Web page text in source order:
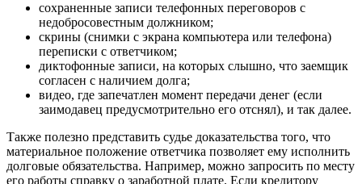
сохраненные записи телефонных переговоров с
недобросовестным должником;
скрины (снимки с экрана компьютера или телефона)
переписки с ответчиком;
диктофонные записи, на которых слышно, что заемщик
согласен с наличием долга;
видео, где запечатлен момент передачи денег (если
заимодавец предусмотрительно его отснял), и так далее.
Также полезно представить судье доказательства того, что
материальное положение ответчика позволяет ему исполнить
долговые обязательства. Например, можно запросить по месту
его работы справку о заработной плате. Если кредитору